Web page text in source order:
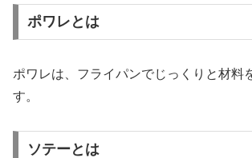
ポワレとは
ポワレは、フライパンでじっくりと材料
す。
ソテーとは